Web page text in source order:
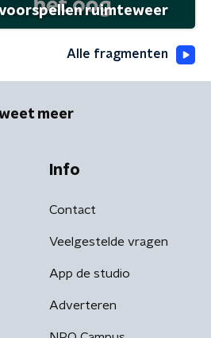
ruimteweer
Alle fragmenten
meer
Info
Contact
Veelgestelde vragen
App de studio
Adverteren